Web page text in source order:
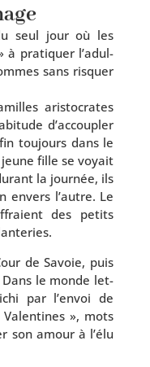
seul jour où les
à pra­ti­quer l’a­dul­
sans ris­quer
aris­to­crates
d’ac­cou­pler
tou­jours dans le
fille se voyait
la jour­née, ils
envers l’autre. Le
des petits
de Savoie, puis
Dans le monde let­
par l’en­voi de
», mots
son amour à l’é­lu